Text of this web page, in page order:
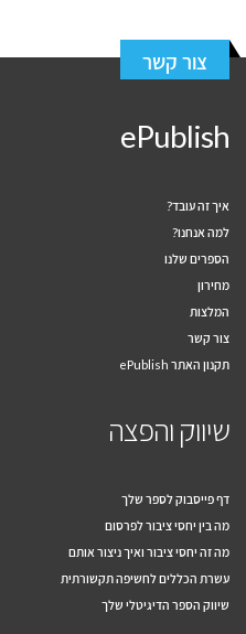
צור קשר
ePublish
איך זה עובד?
למה אנחנו?
הספרים שלנו
מחירון
המלצות
צור קשר
תקנון האתר ePublish
שיווק והפצה
דף פייסבוק לספר שלך
מה בין יחסי ציבור לפרסום
מה זה יחסי ציבור ואיך ניצור אותם
עשרת הכללים לחשיפה תקשורתית
שיווק הספר הדיגיטלי שלך